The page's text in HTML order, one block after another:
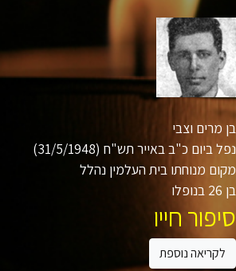
וצבי
ביום כ"ב באייר תש"ח (31/5/1948)
מנוחתו בית העלמין נהלל
חייו
נוספת